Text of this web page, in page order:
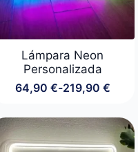
Lámpara Neon
Personalizada
64,90 €-219,90 €
Rango
precios:
desde
64,90 €